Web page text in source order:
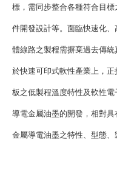
標，需同步整合各種符合目
件開發設計等。面臨快速化
體線路之製程需摒棄過去傳
於快速可印式軟性產業上，
板之低製程溫度特性及軟性
導電金屬油墨的開發，相對
金屬導電油墨之特性、型態、